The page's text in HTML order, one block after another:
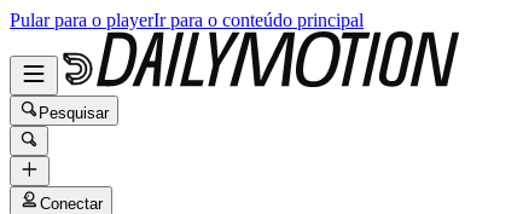
Pular para o playerIr para o conteúdo principal
Pesquisar
Conectar